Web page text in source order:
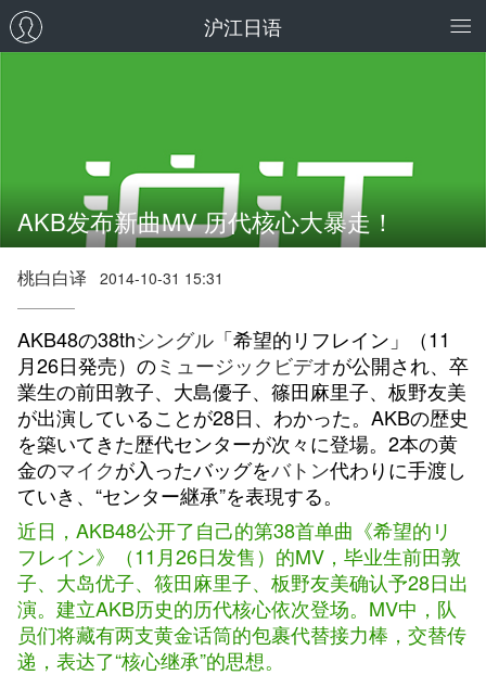
沪江日语
AKB发布新曲MV 历代核心大暴走！
桃白白译 2014-10-31 15:31
AKB48の38thシングル 「希望的リフレイン」（11
月26日発売）のミュージックビデオが公開され、卒
業生の前田敦子、大島優子、篠田麻里子、板野友美
が出演していることが28日、わかった。AKBの歴史
を築いてきた歴代センターが次々に登場。2本の黄
金のマイクが入ったバッグをバトン代わりに手渡し
ていき、“センター継承”を表現する。
近日，AKB48公开了自己的第38首单曲《希望的リ
フレイン》（11月26日发售）的MV，毕业生前田敦
子、大岛优子、筱田麻里子、板野友美确认予28日出
演。建立AKB历史的历代核心依次登场。MV中，队
员们将藏有两支黄金话筒的包裹代替接力棒，交替传
递，表达了“核心继承”的思想。